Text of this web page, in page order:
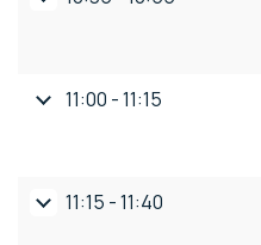
11:00 - 11:15
11:15 - 11:40